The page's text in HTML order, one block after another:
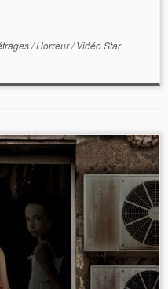
/Horreur/Vidéo Star